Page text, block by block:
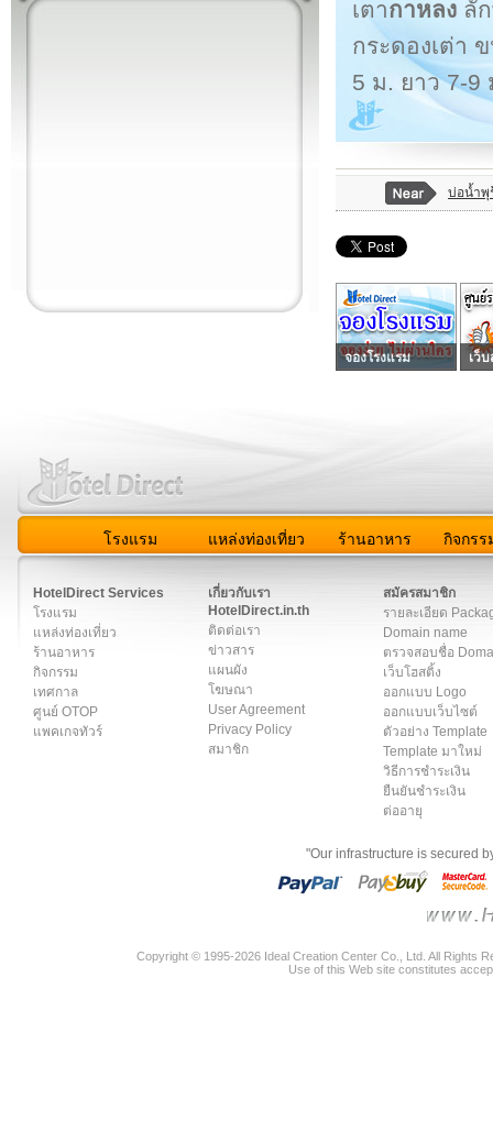
เตากาหลง ลั
กระดองเต่า
5 ม. ยาว 7-9
บ่อน้ำพุ
จองโรงแรม เว็
โรงแรม แหล่งท่องเที่ยว ร้านอาหาร กิจกรร
HotelDirect Services
โรงแรม
แหล่งท่องเที่ยว
ร้านอาหาร
กิจกรรม
เทศกาล
ศูนย์ OTOP
แพคเกจทัวร์
เกี่ยวกับเรา
HotelDirect.in.th
ติดต่อเรา
ข่าวสาร
แผนผัง
โฆษณา
User Agreement
Privacy Policy
สมาชิก
สมัครสมาชิก
รายละเอียด
Domain name
ตรวจสอบชื่อ
เว็บโฮสติ้ง
ออกแบบ Logo
ออกแบบเว็บไซต์
ตัวอย่าง Template
Template มาใหม่
วิธีการชำระเงิน
ยืนยันชำระเงิน
ต่ออายุ
"Our infrastructure is secured
Copyright © 1995-2026 Ideal Creation Center Co., Ltd. All Rights
Use of this Web site constitutes